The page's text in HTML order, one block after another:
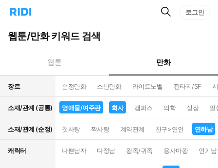
리
홈
으
턴
트
검
로그인
웹툰/만화 키워드 검색
웹툰 만화
장르 순정만화 소년만화 라이트노벨 판타지/SF
소재/관계 (공통) 영애물/여주판 회사 캠퍼스 의학 성장 일
소재/관계 (순정) 첫사랑 짝사랑 계약관계 친구>연인 연하남
캐릭터 나쁜남자 다정남 왕족/귀족 용사마왕 인기남